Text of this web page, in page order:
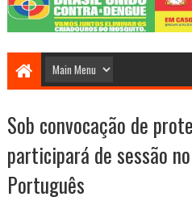
Sob convocação de
participará de sessão
Português